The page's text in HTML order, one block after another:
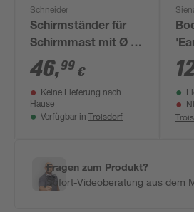
Schneider
Schirmständer für
Schirmmast mit Ø 50
mm Stahl 105 x 105
x 35 cm
46,99 €
Keine Lieferung nach
Hause
Verfügbar in Troisdorf
Fragen zum Produkt?
Sofort-Videoberatung aus dem